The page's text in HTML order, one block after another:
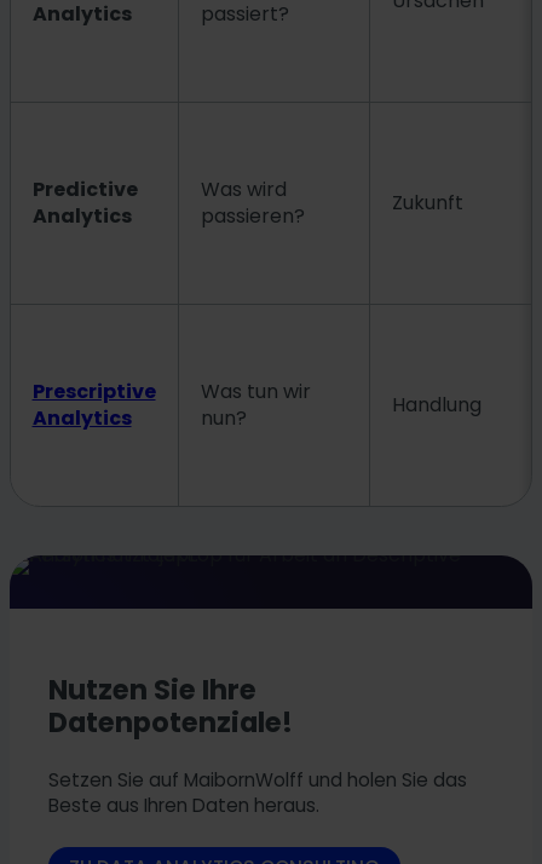
Analytics
passiert?
Predictive
Analytics
Was wird
passieren?
Zukunft
Prescriptive
Analytics
Was tun wir
nun?
Handlung
Nutzen Sie Ihre
Datenpotenziale!
Setzen Sie auf MaibornWolff und holen Sie das
Beste aus Ihren Daten heraus.